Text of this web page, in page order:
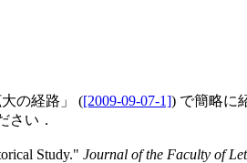
の経路」 ([2009-09-07-1]) で簡略に
さい．
Study." Journal of the Faculty of